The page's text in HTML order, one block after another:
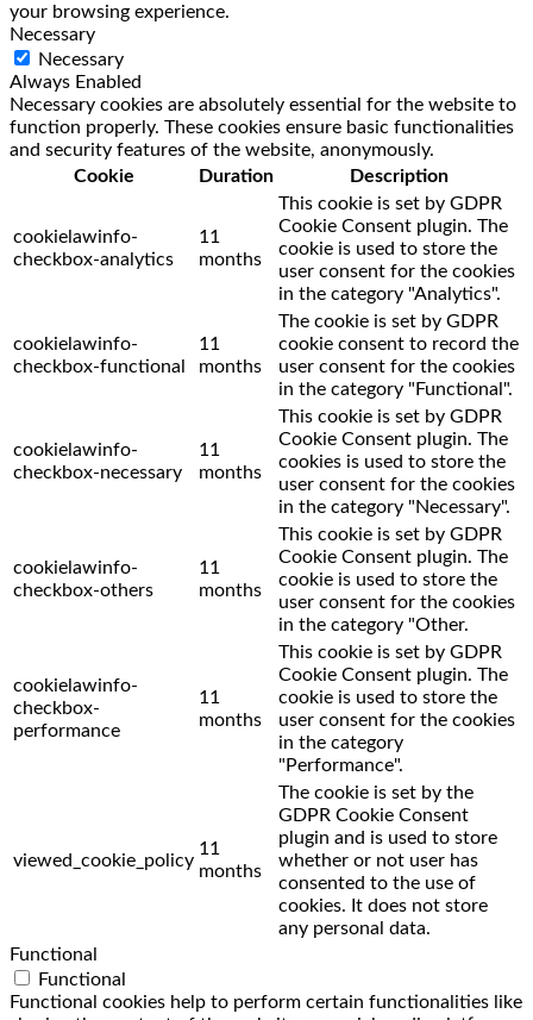
your browsing experience.
Necessary
Necessary
Always Enabled
Necessary cookies are absolutely essential for the website to
function properly. These cookies ensure basic functionalities
and security features of the website, anonymously.
Cookie
Duration Description
cookielawinfo-
checkbox-analytics
11
months
This cookie is set by GDPR
Cookie Consent plugin. The
cookie is used to store the
user consent for the cookies
in the category "Analytics".
cookielawinfo-
checkbox-functional
11
months
The cookie is set by GDPR
cookie consent to record the
user consent for the cookies
in the category "Functional".
cookielawinfo-
checkbox-necessary
11
months
This cookie is set by GDPR
Cookie Consent plugin. The
cookies is used to store the
user consent for the cookies
in the category "Necessary".
cookielawinfo-
checkbox-others
11
months
This cookie is set by GDPR
Cookie Consent plugin. The
cookie is used to store the
user consent for the cookies
in the category "Other.
cookielawinfo-
checkbox-
performance
11
months
This cookie is set by GDPR
Cookie Consent plugin. The
cookie is used to store the
user consent for the cookies
in the category
"Performance".
viewed_cookie_policy
11
months
The cookie is set by the
GDPR Cookie Consent
plugin and is used to store
whether or not user has
consented to the use of
cookies. It does not store
any personal data.
Functional
Functional
Functional cookies help to perform certain functionalities like